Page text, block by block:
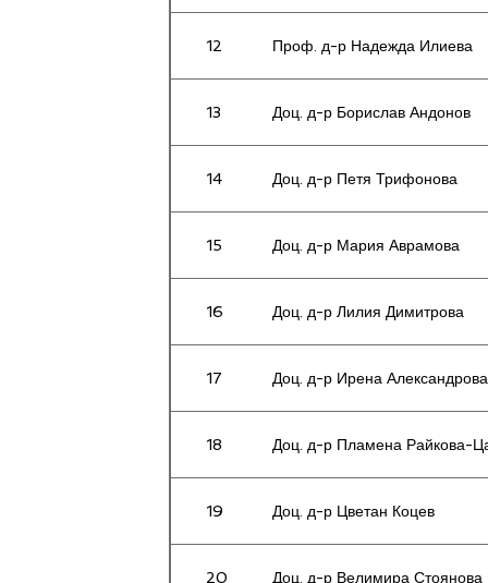
12 Проф. д-р Надежда Илиева
13 Доц. д-р Борислав Андонов
14 Доц. д-р Петя Трифонова
15 Доц. д-р Мария Аврамова
16 Доц. д-р Лилия Димитрова
17 Доц. д-р Ирена Александрова
18 Доц. д-р Пламена Райкова-
19 Доц. д-р Цветан Коцев
20 Доц. д-р Велимира Стоянова